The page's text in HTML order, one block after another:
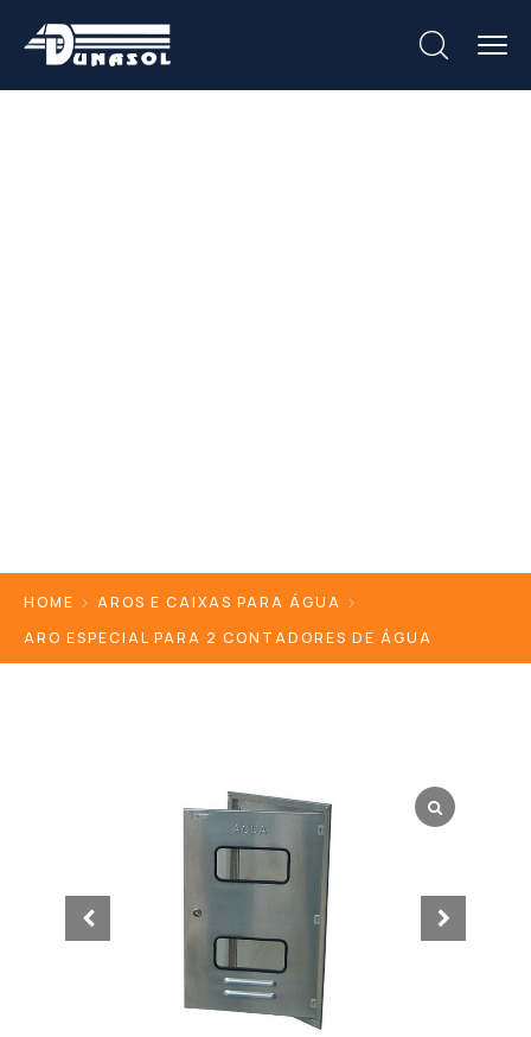
HOME
AROS E CAIXAS PARA ÁGUA
ARO ESPECIAL PARA 2 CONTADORES DE ÁGUA